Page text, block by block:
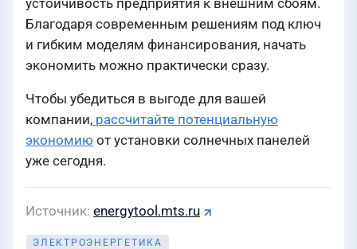
устойчивость предприятия к внешним сбоям.
Благодаря современным решениям под ключ
и гибким моделям финансирования, начать
экономить можно практически сразу.
Чтобы убедиться в выгоде для вашей
компании, рассчитайте потенциальную
экономию от установки солнечных панелей
уже сегодня.
Источник energytool.mts.ru
ЭЛЕКТРОЭНЕРГЕТИКА